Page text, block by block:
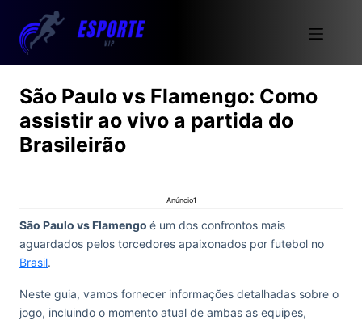
São Paulo vs Flamengo: Como
assistir ao vivo a partida do
Brasileirão
Anúncio1
São Paulo vs Flamengo é um dos confrontos mais
aguardados pelos torcedores apaixonados por futebol no
Brasil.
Neste guia, vamos fornecer informações detalhadas sobre o
jogo, incluindo o momento atual de ambas as equipes,